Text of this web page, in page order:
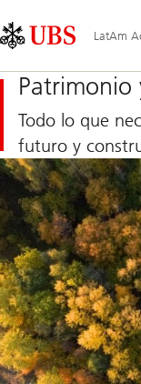
Links
Area
LatAm
Patrimonio
Todo lo que
futuro y